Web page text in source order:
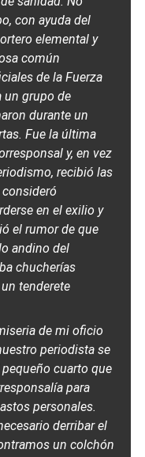
con ayuda del
elemental y
común
de la Fuerza
un grupo de
durante un
Fue la última
y, en vez
recibió las
en el exilio y
el rumor de que
andino del
chucherías
tenderete
de mi oficio
periodista se
cuarto que
para
personales.
derribar el
un colchón